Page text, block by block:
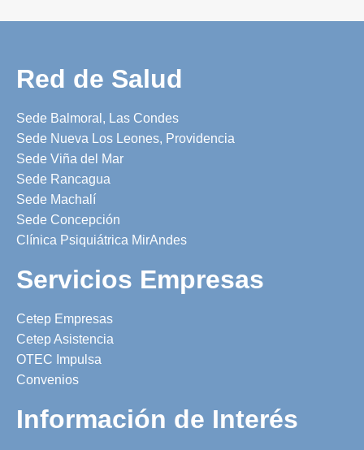
Red de Salud
Sede Balmoral, Las Condes
Sede Nueva Los Leones, Providencia
Sede Viña del Mar
Sede Rancagua
Sede Machalí
Sede Concepción
Clínica Psiquiátrica MirAndes
Servicios Empresas
Cetep Empresas
Cetep Asistencia
OTEC Impulsa
Convenios
Información de Interés